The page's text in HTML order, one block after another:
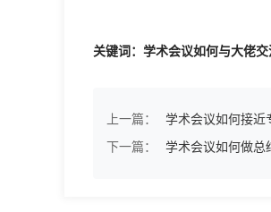
关键词：学术会议如何与大佬
上一篇：
学术会议如何接近
下一篇：
学术会议如何做总